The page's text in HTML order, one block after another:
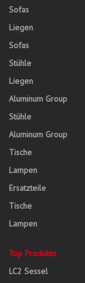
Sofas
Liegen
Sofas
Stühle
Liegen
Aluminum Group
Stühle
Aluminum Group
Tische
Lampen
Ersatzteile
Tische
Lampen
Top Produkte
LC2 Sessel